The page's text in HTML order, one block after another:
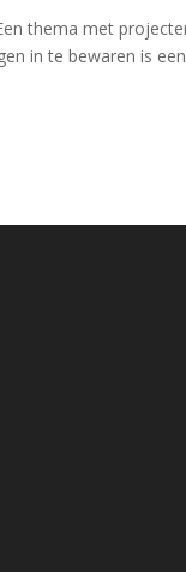
thema met
in te bewaren is